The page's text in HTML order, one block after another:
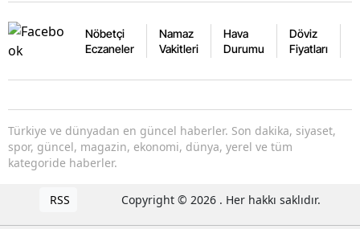
Nöbetçi
Eczaneler
Namaz
Vakitleri
Hava
Durumu
Döviz
Fiyatları
Türkiye ve dünyadan en güncel haberler. Son dakika, siyaset,
spor, güncel, magazin, ekonomi, dünya, yerel ve tüm
kategoride haberler.
RSS Copyright © 2026 . Her hakkı saklıdır.